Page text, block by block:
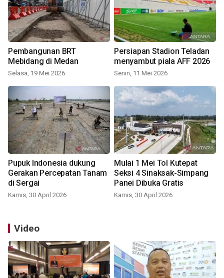
Pembangunan BRT
Mebidang di Medan
Selasa, 19 Mei 2026
Persiapan Stadion Teladan
menyambut piala AFF 2026
Senin, 11 Mei 2026
Pupuk Indonesia dukung
Gerakan Percepatan Tanam
di Sergai
Kamis, 30 April 2026
Mulai 1 Mei Tol Kutepat
Seksi 4 Sinaksak-Simpang
Panei Dibuka Gratis
Kamis, 30 April 2026
Video